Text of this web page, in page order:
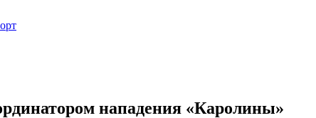
нападения «Каролины»